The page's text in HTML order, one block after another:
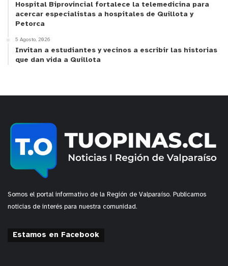
Valparaísovaloró positivamente lo sucedido en
Quillota;
territorial y la diversidad administrativa que tenemos
dentro de los propios municipios. Cuando se habla
de seguridad, cuando se habla de delincuencia, no
programa desde el Gobierno Regional para los
municipios, estamos hablando de equidad
territorial”
, concluyó.
Hospital Biprovincial fortalece la telemedicina para
acercar especialistas a hospitales de Quillota y
Petorca
5 Agosto, 2026
Invitan a estudiantes y vecinos a escribir las historias
que dan vida a Quillota
Somos el portal informativo de la Región de Valparaíso. Publicamos
noticias de interés para nuestra comunidad.
Estamos en Facebook